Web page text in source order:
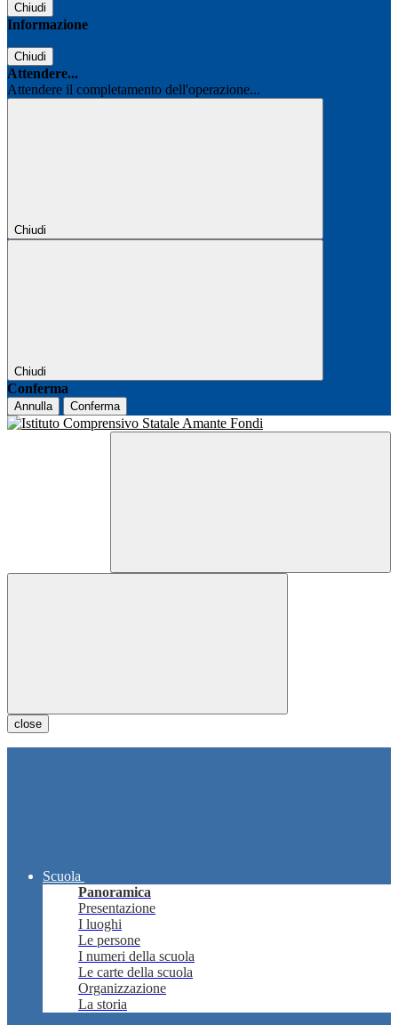
Chiudi
Informazione
Chiudi
Attendere...
Attendere il completamento dell'operazione...
Chiudi
Chiudi
Conferma
Annulla Conferma
close
Scuola
Panoramica
Presentazione
I luoghi
Le persone
I numeri della scuola
Le carte della scuola
Organizzazione
La storia